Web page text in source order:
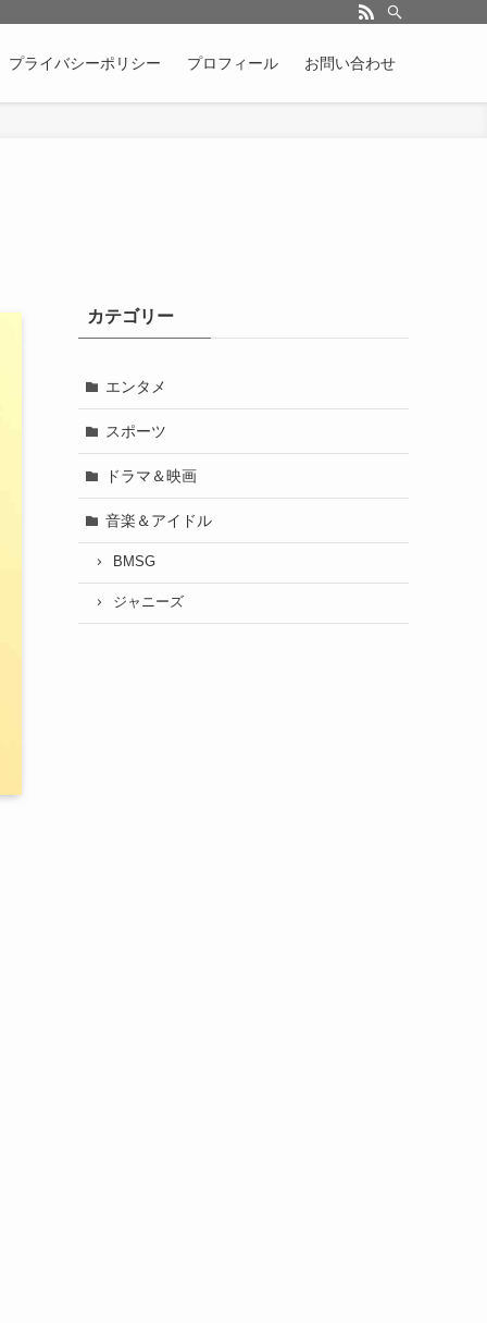
プライバシーポリシー プロフィール お問い合わせ
カテゴリー
エンタメ
スポーツ
ドラマ＆映画
音楽＆アイドル
BMSG
ジャニーズ